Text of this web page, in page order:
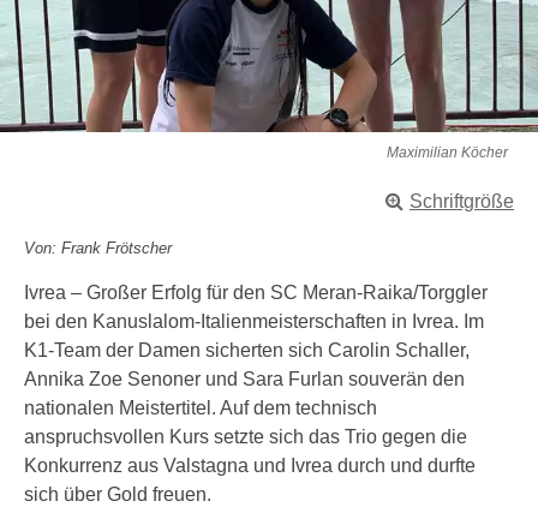
Maximilian Köcher
Schriftgröße
Von: Frank Frötscher
Ivrea – Großer Erfolg für den SC Meran-Raika/Torggler
bei den Kanuslalom-Italienmeisterschaften in Ivrea. Im
K1-Team der Damen sicherten sich Carolin Schaller,
Annika Zoe Senoner und Sara Furlan souverän den
nationalen Meistertitel. Auf dem technisch
anspruchsvollen Kurs setzte sich das Trio gegen die
Konkurrenz aus Valstagna und Ivrea durch und durfte
sich über Gold freuen.